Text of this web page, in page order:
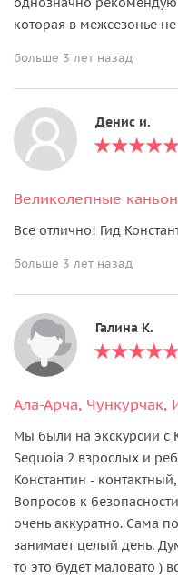
которая в межсезонье не
больше 3 лет назад
Денис и.
Все отлично! Гид
больше 3 лет назад
Галина К.
Ала-Арча, Чункурчак,
Мы были на экскурсии с
Sequoia 2 взрослых и
Константин -
Вопросов к
очень аккуратно. Сама
занимает целый день.
то это будет маловато )